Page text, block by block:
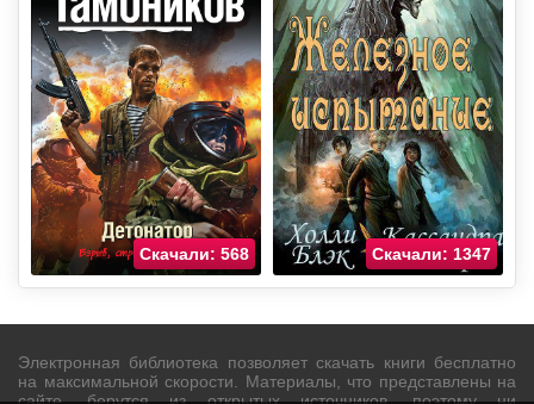
Скачали: 568 Скачали: 1347
Электронная библиотека позволяет скачать книги бесплатно
на максимальной скорости. Материалы, что представлены на
сайте, берутся из открытых источников, поэтому ни